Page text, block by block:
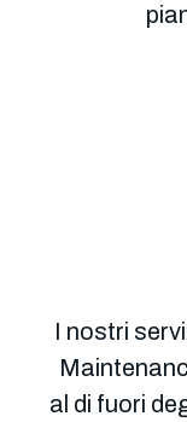
I nostri
al di fuori